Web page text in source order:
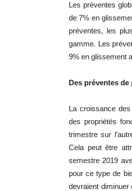
Les préventes
de7% en
préventes, les
gamme. Les
9% en glissement
Des préventes de
La croissance des
des propriétés
trimestre sur
Cela peut être
semestre 2019
pour ce type de
devraient diminuer